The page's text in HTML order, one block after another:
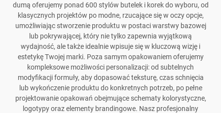
dumą oferujemy ponad 600 stylów butelek i korek do wyboru, od
klasycznych projektów po modne, rzucające się w oczy opcje,
umożliwiając stworzenie produktu w postaci warstwy bazowej
lub pokrywającej, który nie tylko zapewnia wyjątkową
wydajność, ale także idealnie wpisuje się w kluczową wizję i
estetykę Twojej marki. Poza samym opakowaniem oferujemy
kompleksowe możliwości personalizacji: od subtelnych
modyfikacji formuły, aby dopasować teksturę, czas schnięcia
lub wykończenie produktu do konkretnych potrzeb, po pełne
projektowanie opakowań obejmujące schematy kolorystyczne,
logotypy oraz elementy brandingowe. Nasz profesjonalny